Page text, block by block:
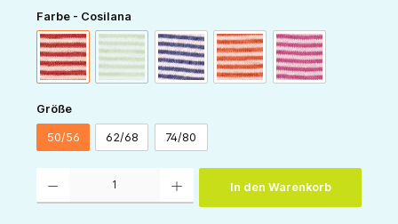
Farbe - Cosilana
rot-natur grün-natur
(Diese Option ist zurzeit nicht verfügbar.)
marine-naturorange-naturpink-natur
Größeauswählen
50/56 62/68 74/80
In den Warenkorb